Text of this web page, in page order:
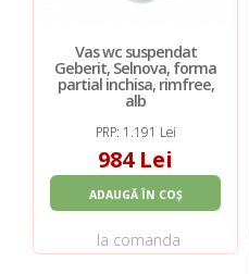
Vas wc suspendat
Geberit, Selnova, forma
partial inchisa, rimfree,
alb
PRP: 1.191 Lei
984 Lei
ADAUGĂ ÎN COȘ
la comanda